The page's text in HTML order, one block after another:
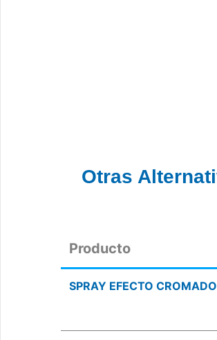
Otras
Producto
SPRAY EFECTO CROMADO